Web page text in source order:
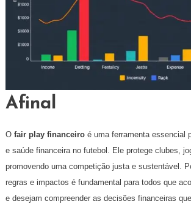
Afinal
O fair play financeiroé uma ferramenta essencial
e saúde financeira no futebol. Ele protege clubes,
promovendo uma competição justa e sustentável.
regras e impactos é fundamental para todos que
e desejam compreender as decisões financeiras